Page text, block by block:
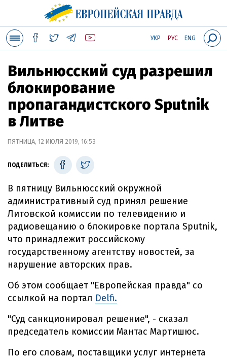
УКР РУС ENG
Вильнюсский суд разрешил
блокирование
пропагандистского Sputnik
в Литве
ПЯТНИЦА, 12 ИЮЛЯ 2019, 16:53
ПОДЕЛИТЬСЯ:
В пятницу Вильнюсский окружной
административный суд принял решение
Литовской комиссии по телевидению и
радиовещанию о блокировке портала Sputnik,
что принадлежит российскому
государственному агентству новостей, за
нарушение авторских прав.
Об этом сообщает "Европейская правда" со
ссылкой на портал Delfi.
"Суд санкционировал решение", - сказал
председатель комиссии Мантас Мартишюс.
По его словам, поставщики услуг интернета